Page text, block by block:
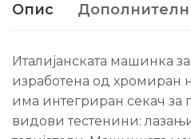
Опис
Италијанската машинка
изработена од хромиран
има интегриран секач за
видови тестенини: